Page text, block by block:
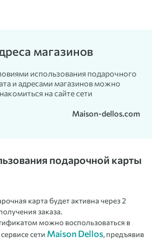
магазинов
использования подарочного
и адресами магазинов можно
на сайте сети
Maison-dellos.com
подарочной карты
карта будет активна через 2
заказа.
можно воспользоваться в
сети Maison Dellos, предъявив